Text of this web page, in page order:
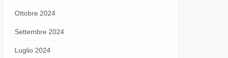
Ottobre 2024
Settembre 2024
Luglio 2024